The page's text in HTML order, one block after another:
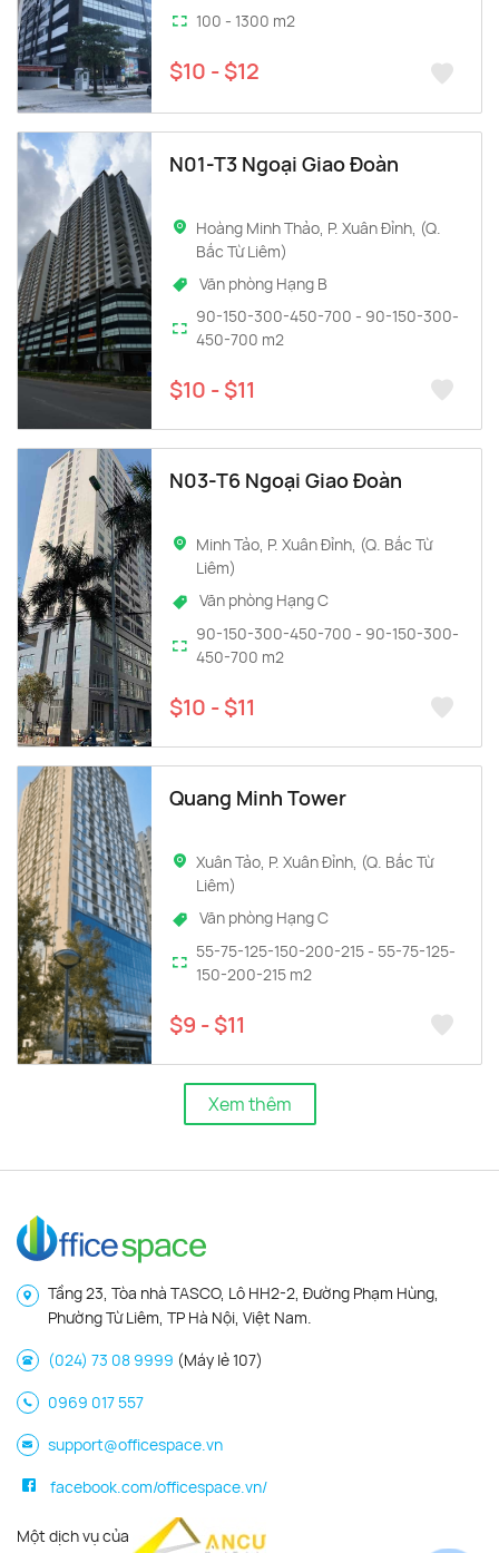
100 - 1300 m2
$10 - $12
N01-T3 Ngoại Giao Đoàn
Hoàng Minh Thảo, P. Xuân Đỉnh, (Q.
Bắc Từ Liêm)
Văn phòng Hạng B
90-150-300-450-700 - 90-150-300-
450-700 m2
$10 - $11
N03-T6 Ngoại Giao Đoàn
Minh Tảo, P. Xuân Đỉnh, (Q. Bắc Từ
Liêm)
Văn phòng Hạng C
90-150-300-450-700 - 90-150-300-
450-700 m2
$10 - $11
Quang Minh Tower
Xuân Tảo, P. Xuân Đỉnh, (Q. Bắc Từ
Liêm)
Văn phòng Hạng C
55-75-125-150-200-215 - 55-75-125-
150-200-215 m2
$9 - $11
Xem thêm
Tầng 23, Tòa nhà TASCO, Lô HH2-2, Đường Phạm Hùng,
Phường Từ Liêm, TP Hà Nội, Việt Nam.
(024) 73 08 9999 (Máy lẻ 107)
0969 017 557
support@officespace.vn
facebook.com/officespace.vn/
Một dịch vụ của